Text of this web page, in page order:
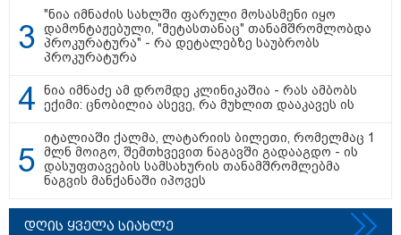
თბილისი - რომი 1364.80 ლარიდან
მნიშვნელოვანი ინფორმაცია
"ნია იმნაძის სახლში ფარული მოსასმენი იყო
დამონტაჟებული, "მეტასთანაც" თანამშრომლობდა
პროკურატურა" - რა დეტალებზე საუბრობს
პროკურატურა
ნია იმნაძე ამ დრომდე კლინიკაშია - რას ამბობს
ექიმი: ცნობილია ასევე, რა მუხლით დააკავეს ის
იტალიაში ქალმა, ლატარიის ბილეთი, რომელმაც 1
მლნ მოიგო, შემთხვევით ნაგავში გადააგდო - ის
დასუფთავების სამსახურის თანამშრომლებმა
ნაგვის მანქანაში იპოვეს
დღის ყველა სიახლე